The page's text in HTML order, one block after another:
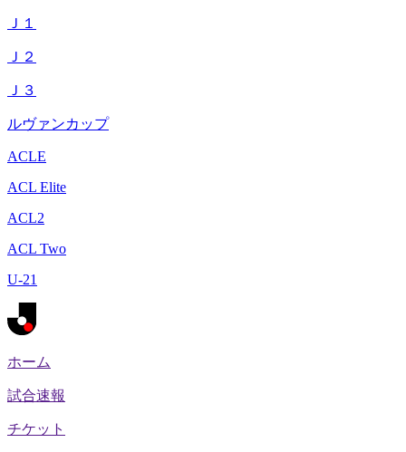
Ｊ１
Ｊ２
Ｊ３
ルヴァンカップ
ACLE
ACL Elite
ACL2
ACL Two
U-21
ホーム
試合速報
チケット